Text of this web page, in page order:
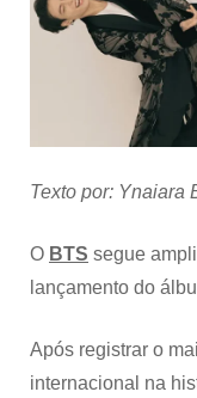
Texto por: Ynaiara
O BTS segue
lançamento do
Após registrar o
internacional na